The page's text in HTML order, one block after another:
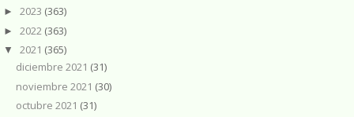
► 2023 (363)
► 2022 (363)
▼ 2021 (365)
diciembre 2021 (31)
noviembre 2021 (30)
octubre 2021 (31)